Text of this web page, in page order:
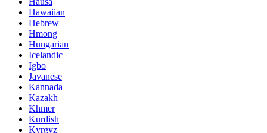
Hawaiian
Hebrew
Hmong
Hungarian
Icelandic
Igbo
Javanese
Kannada
Kazakh
Khmer
Kurdish
Kyrgyz